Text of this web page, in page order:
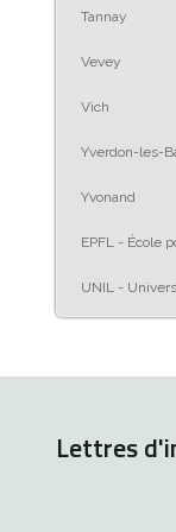
Tannay
Vevey
Vich
Yverdon-les-
Yvonand
EPFL - École
UNIL -
Lettres